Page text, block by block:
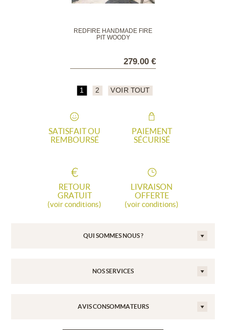
REDFIRE HANDMADE FIRE
PIT WOODY
279.00 €
1 2 VOIR TOUT
SATISFAIT OU
REMBOURSÉ
PAIEMENT
SÉCURISÉ
RETOUR
GRATUIT
(voir conditions)
LIVRAISON
OFFERTE
(voir conditions)
QUI SOMMES NOUS ?
NOS SERVICES
AVIS CONSOMMATEURS